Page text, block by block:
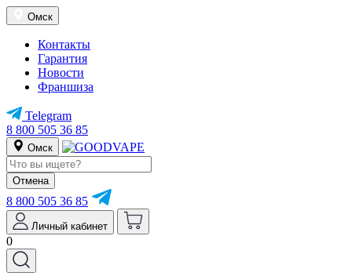
Омск
Контакты
Гарантия
Новости
Франшиза
Telegram
8 800 505 36 85
Омск
Отмена
8 800 505 36 85
Личный кабинет
0